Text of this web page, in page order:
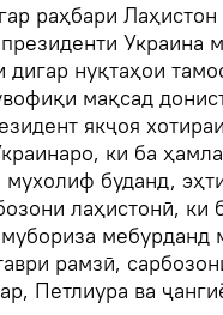
раҳбари Лаҳистон
Украина
дигар нуқтаҳои
мақсад
якҷоя
ки ба
мухолиф буданд,
лаҳистонӣ, ки
мебурданд
рамзӣ,
Петлиура ва